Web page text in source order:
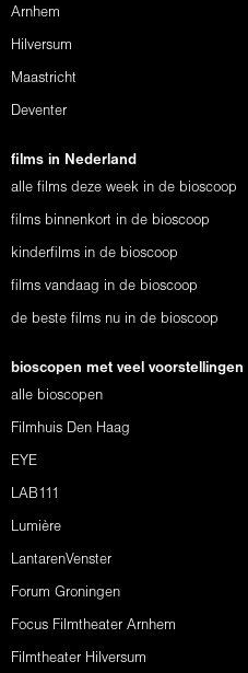
Arnhem
Hilversum
Maastricht
Deventer
films in Nederland
alle films deze week in de bioscoop
films binnenkort in de bioscoop
kinderfilms in de bioscoop
films vandaag in de bioscoop
de beste films nu in de bioscoop
bioscopen met veel voorstellingen
alle bioscopen
Filmhuis Den Haag
EYE
LAB111
Lumière
LantarenVenster
Forum Groningen
Focus Filmtheater Arnhem
Filmtheater Hilversum